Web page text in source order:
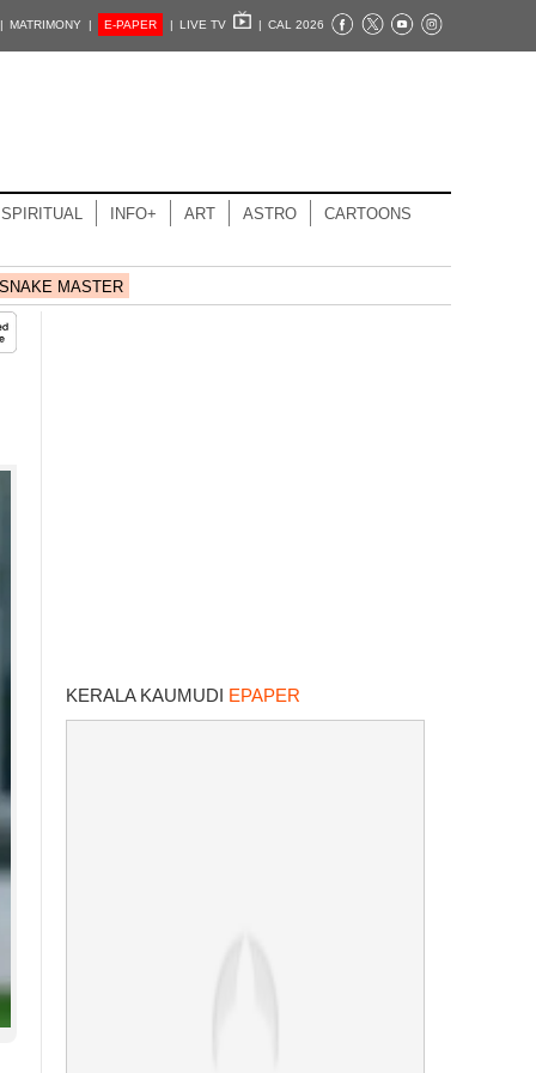
MATRIMONY | E-PAPER | LIVE TV | CAL 2026
SPIRITUAL INFO+ ART ASTRO CARTOONS
MASTER
KERALA KAUMUDI EPAPER